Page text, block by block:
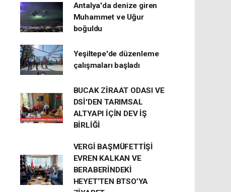
Antalya'da denize giren
Muhammet ve Uğur
boğuldu
Yeşiltepe'de düzenleme
çalışmaları başladı
BUCAK ZİRAAT ODASI VE
DSİ'DEN TARIMSAL
ALTYAPI İÇİN DEV İŞ
BİRLİĞİ
VERGİ BAŞMÜFETTİŞİ
EVREN KALKAN VE
BERABERİNDEKİ
HEYET’TEN BTSO’YA